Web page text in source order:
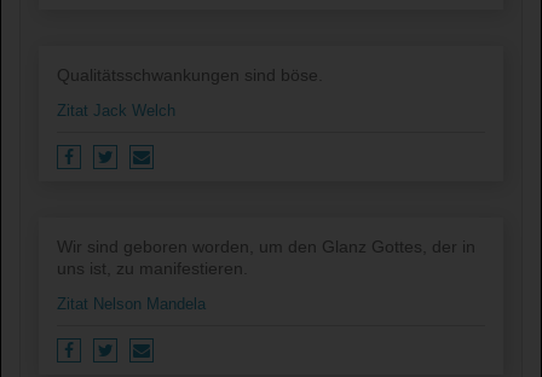
Qualitätsschwankungen sind böse.
Zitat Jack Welch
Wir sind geboren worden, um den Glanz Gottes, der in
uns ist, zu manifestieren.
Zitat Nelson Mandela